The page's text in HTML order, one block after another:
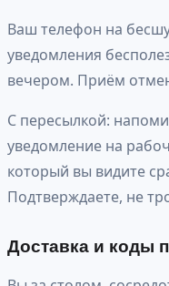
Ваш телефон на
уведомления
вечером. Приём
С пересылкой:
уведомление на
который вы видите
Подтверждаете, не
Доставка и коды